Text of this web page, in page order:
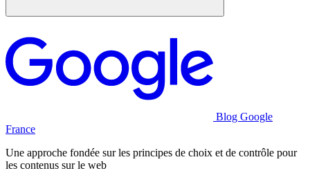
Blog Google
France
Une approche fondée sur les principes de choix et de contrôle pour
les contenus sur le web